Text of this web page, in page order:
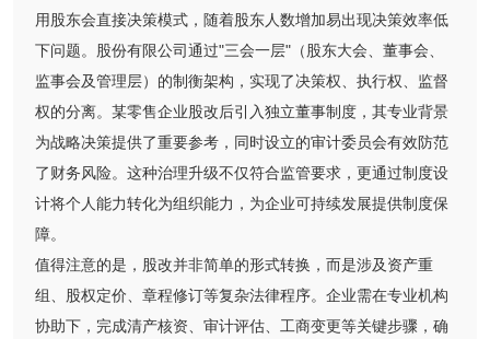
用股东会直接决策模式，随着股东人数增加易出现决策效率低
下问题。股份有限公司通过"三会一层"（股东大会、董事会、
监事会及管理层）的制衡架构，实现了决策权、执行权、监督
权的分离。某零售企业股改后引入独立董事制度，其专业背景
为战略决策提供了重要参考，同时设立的审计委员会有效防范
了财务风险。这种治理升级不仅符合监管要求，更通过制度设
计将个人能力转化为组织能力，为企业可持续发展提供制度保
障。
值得注意的是，股改并非简单的形式转换，而是涉及资产重
组、股权定价、章程修订等复杂法律程序。企业需在专业机构
协助下，完成清产核资、审计评估、工商变更等关键步骤，确